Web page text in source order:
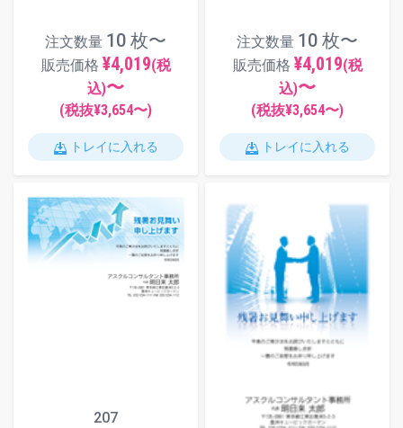
注文数量 10 枚〜
販売価格 ¥4,019(税
込)〜
(税抜¥3,654〜)
トレイに入れる
注文数量 10 枚〜
販売価格 ¥4,019(税
込)〜
(税抜¥3,654〜)
トレイに入れる
207